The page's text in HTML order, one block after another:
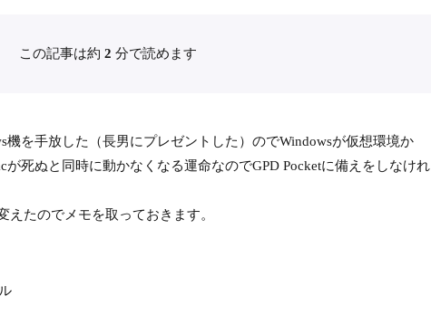
この記事は約 2 分で読めます
を手放した（長男にプレゼントした）のでWindowsが仮想環境か
が死ぬと同時に動かなくなる運命なのでGPD Pocketに備えをしなけれ
たのでメモを取っておきます。